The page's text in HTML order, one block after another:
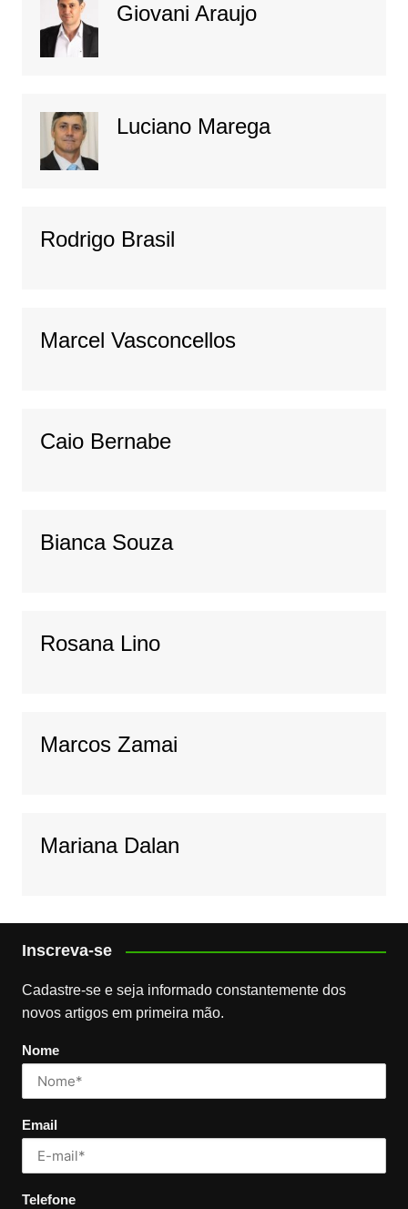
Giovani Araujo
Luciano Marega
Rodrigo Brasil
Marcel Vasconcellos
Caio Bernabe
Bianca Souza
Rosana Lino
Marcos Zamai
Mariana Dalan
Inscreva-se
Cadastre-se e seja informado constantemente dos
novos artigos em primeira mão.
Nome
Email
Telefone